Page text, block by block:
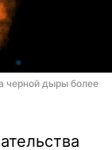
черной дыры более